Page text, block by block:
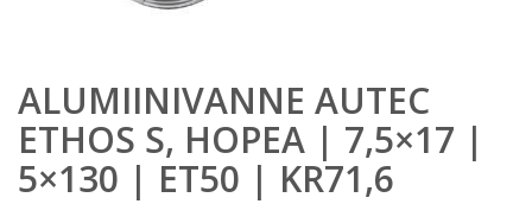
ALUMIINIVANNE AUTEC
ETHOS S, HOPEA | 7,5×17 |
5×130 | ET50 | KR71,6